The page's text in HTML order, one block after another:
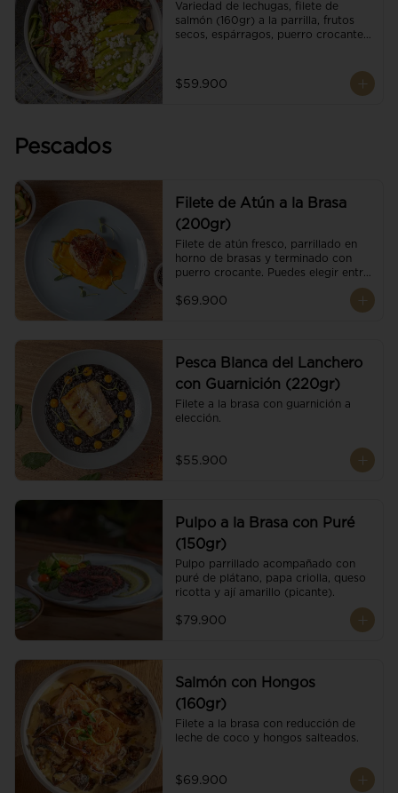
Variedad de lechugas, filete de
salmón (160gr) a la parrilla, frutos
secos, espárragos, puerro crocante,
$59.900
Pescados
Filete de Atún a la Brasa
(200gr)
Filete de atún fresco, parrillado en
horno de brasas y terminado con
puerro crocante. Puedes elegir entre
$69.900
Pesca Blanca del Lanchero
con Guarnición (220gr)
Filete a la brasa con guarnición a
elección.
$55.900
Pulpo a la Brasa con Puré
(150gr)
Pulpo parrillado acompañado con
puré de plátano, papa criolla, queso
ricotta y ají amarillo (picante).
$79.900
Salmón con Hongos
(160gr)
Filete a la brasa con reducción de
leche de coco y hongos salteados.
$69.900